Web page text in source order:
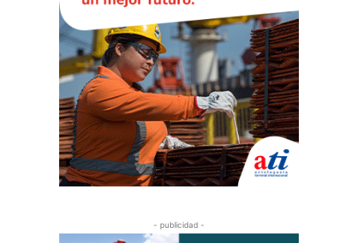
- publicidad -